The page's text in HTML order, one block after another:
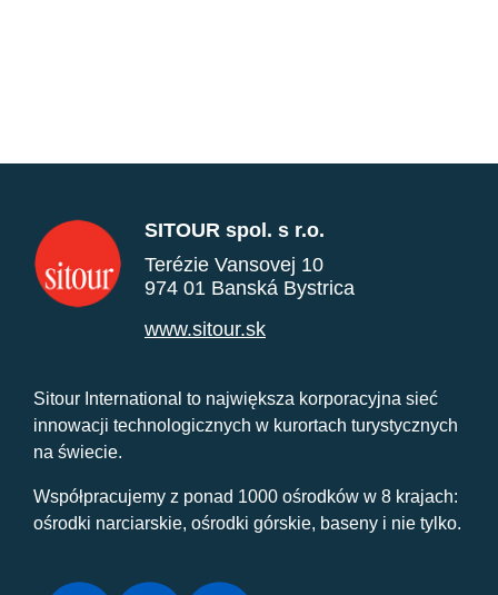
SITOUR spol. s r.o.
Terézie Vansovej 10
974 01 Banská Bystrica
www.sitour.sk
Sitour International to największa korporacyjna sieć
innowacji technologicznych w kurortach turystycznych
na świecie.
Współpracujemy z ponad 1000 ośrodków w 8 krajach:
ośrodki narciarskie, ośrodki górskie, baseny i nie tylko.